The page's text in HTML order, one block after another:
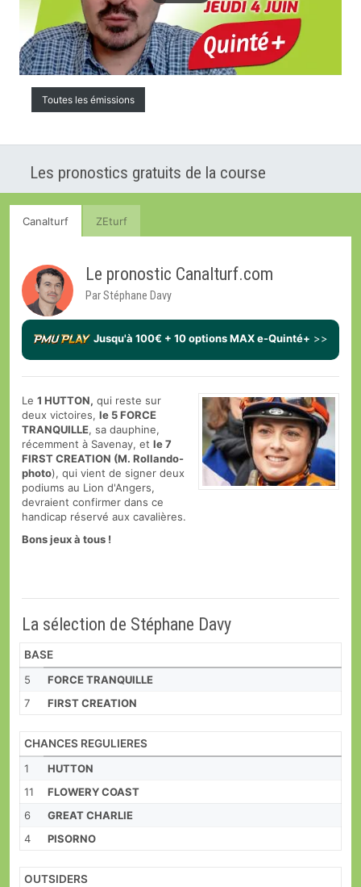
Toutes les émissions
Les pronostics gratuits de la course
Canalturf ZEturf
Le pronostic Canalturf.com
Par Stéphane Davy
Jusqu'à 100€ + 10 options MAX e-Quinté+ >>
Le 1 HUTTON, qui reste sur
deux victoires, le 5 FORCE
TRANQUILLE, sa dauphine,
récemment à Savenay, et le 7
FIRST CREATION (M. Rollando-
photo), qui vient de signer deux
podiums au Lion d'Angers,
devraient confirmer dans ce
handicap réservé aux cavalières.
Bons jeux à tous !
La sélection de Stéphane Davy
BASE
5
FORCE TRANQUILLE
7
FIRST CREATION
CHANCES REGULIERES
1
HUTTON
11
FLOWERY COAST
6
GREAT CHARLIE
4
PISORNO
OUTSIDERS